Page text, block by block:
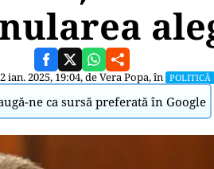
ian. 2025, 19:04, deVera Popa, în POLITICĂ
ne ca sursă preferată în Google